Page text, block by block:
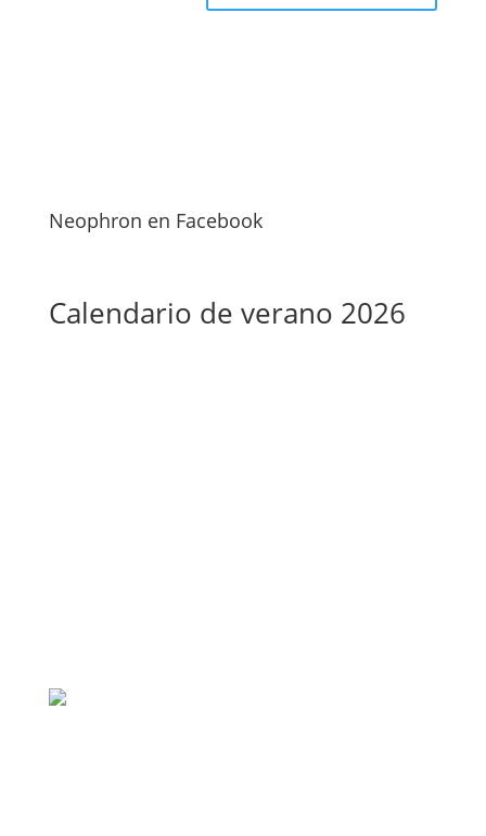
Neophron en Facebook
Calendario de verano 2026